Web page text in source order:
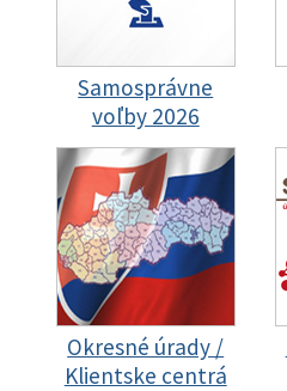
Samosprávne
voľby 2026
Okresné úrady /
Klientske centrá